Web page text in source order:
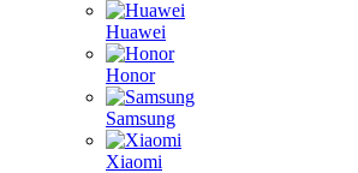
Huawei
Honor
Samsung
Xiaomi